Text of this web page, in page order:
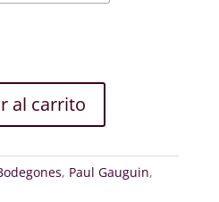
al carrito
, Paul Gauguin,